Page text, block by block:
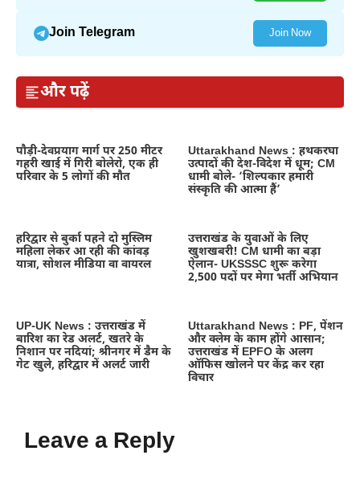
Join Telegram Join Now
और पढ़ें
पौड़ी-देवप्रयाग मार्ग पर 250 मीटर
गहरी खाई में गिरी बोलेरो, एक ही
परिवार के 5 लोगों की मौत
Uttarakhand News : हथकरघा
उत्पादों की देश-विदेश में धूम; CM
धामी बोले- ‘शिल्पकार हमारी
संस्कृति की आत्मा हैं’
हरिद्वार से बुर्का पहने दो मुस्लिम
महिला लेकर आ रही की कांवड़
यात्रा, सोशल मीडिया वा वायरल
उत्तराखंड के युवाओं के लिए
खुशखबरी! CM धामी का बड़ा
ऐलान- UKSSSC शुरू करेगा
2,500 पदों पर मेगा भर्ती अभियान
UP-UK News : उत्तराखंड में
बारिश का रेड अलर्ट, खतरे के
निशान पर नदियां; श्रीनगर में डैम के
गेट खुले, हरिद्वार में अलर्ट जारी
Uttarakhand News : PF, पेंशन
और क्लेम के काम होंगे आसान;
उत्तराखंड में EPFO के अलग
ऑफिस खोलने पर केंद्र कर रहा
विचार
Leave a Reply